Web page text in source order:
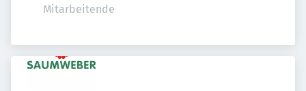
Mitarbeitende